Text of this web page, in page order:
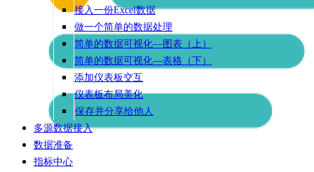
接入一份Excel数据
做一个简单的数据处理
简单的数据可视化—图表（上）
简单的数据可视化—表格（下）
添加仪表板交互
仪表板布局美化
保存并分享给他人
多源数据接入
数据准备
指标中心